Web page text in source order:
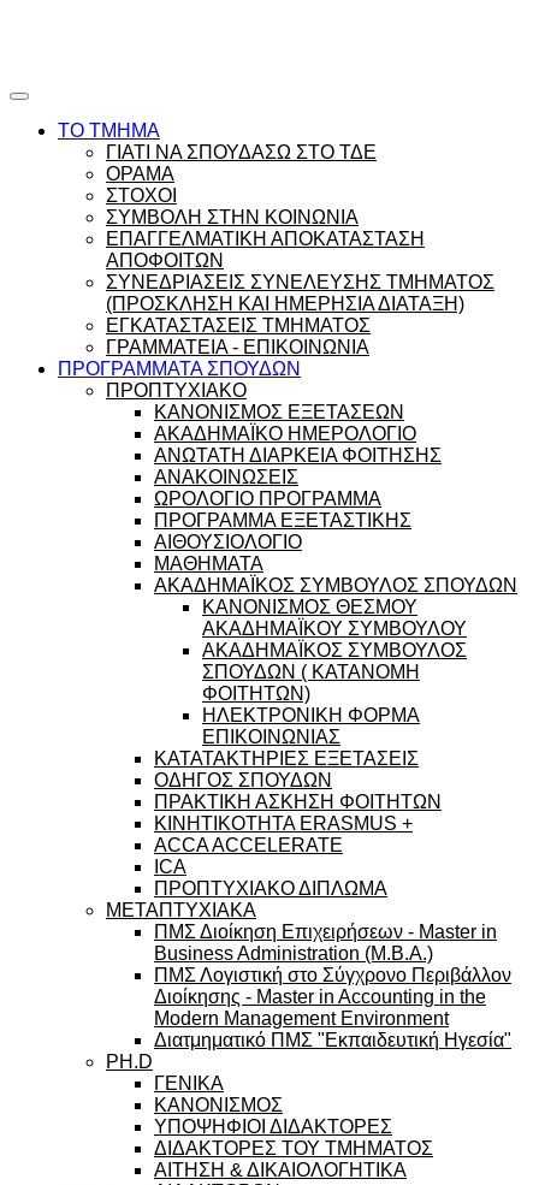
ΤΟ ΤΜΗΜΑ
ΓΙΑΤΙ ΝΑ ΣΠΟΥΔΑΣΩ ΣΤΟ ΤΔΕ
ΟΡΑΜΑ
ΣΤΟΧΟΙ
ΣΥΜΒΟΛΗ ΣΤΗΝ ΚΟΙΝΩΝΙΑ
ΕΠΑΓΓΕΛΜΑΤΙΚΗ ΑΠΟΚΑΤΑΣΤΑΣΗ
ΑΠΟΦΟΙΤΩΝ
ΣΥΝΕΔΡΙΑΣΕΙΣ ΣΥΝΕΛΕΥΣΗΣ ΤΜΗΜΑΤΟΣ
(ΠΡΟΣΚΛΗΣΗ ΚΑΙ ΗΜΕΡΗΣΙΑ ΔΙΑΤΑΞΗ)
ΕΓΚΑΤΑΣΤΑΣΕΙΣ ΤΜΗΜΑΤΟΣ
ΓΡΑΜΜΑΤΕΙΑ - ΕΠΙΚΟΙΝΩΝΙΑ
ΠΡΟΓΡΑΜΜΑΤΑ ΣΠΟΥΔΩΝ
ΠΡΟΠΤΥΧΙΑΚΟ
ΚΑΝΟΝΙΣΜΟΣ ΕΞΕΤΑΣΕΩΝ
ΑΚΑΔΗΜΑΪΚΟ ΗΜΕΡΟΛΟΓΙΟ
ΑΝΩΤΑΤΗ ΔΙΑΡΚΕΙΑ ΦΟΙΤΗΣΗΣ
ΑΝΑΚΟΙΝΩΣΕΙΣ
ΩΡΟΛΟΓΙΟ ΠΡΟΓΡΑΜΜΑ
ΠΡΟΓΡΑΜΜΑ ΕΞΕΤΑΣΤΙΚΗΣ
ΑΙΘΟΥΣΙΟΛΟΓΙΟ
ΜΑΘΗΜΑΤΑ
ΑΚΑΔΗΜΑΪΚΟΣ ΣΥΜΒΟΥΛΟΣ ΣΠΟΥΔΩΝ
ΚΑΝΟΝΙΣΜΟΣ ΘΕΣΜΟΥ
ΑΚΑΔΗΜΑΪΚΟΥ ΣΥΜΒΟΥΛΟΥ
ΑΚΑΔΗΜΑΪΚΟΣ ΣΥΜΒΟΥΛΟΣ
ΣΠΟΥΔΩΝ ( ΚΑΤΑΝΟΜΗ
ΦΟΙΤΗΤΩΝ)
ΗΛΕΚΤΡΟΝΙΚΗ ΦΟΡΜΑ
ΕΠΙΚΟΙΝΩΝΙΑΣ
ΚΑΤΑΤΑΚΤΗΡΙΕΣ ΕΞΕΤΑΣΕΙΣ
ΟΔΗΓΟΣ ΣΠΟΥΔΩΝ
ΠΡΑΚΤΙΚΗ ΑΣΚΗΣΗ ΦΟΙΤΗΤΩΝ
ΚΙΝΗΤΙΚΟΤΗΤΑ ERASMUS +
ACCA ACCELERATE
ICA
ΠΡΟΠΤΥΧΙΑΚΟ ΔΙΠΛΩΜΑ
ΜΕΤΑΠΤΥΧΙΑΚΑ
ΠΜΣ Διοίκηση Επιχειρήσεων - Master in
Business Administration (M.B.A.)
ΠΜΣ Λογιστική στο Σύγχρονο Περιβάλλον
Διοίκησης - Master in Accounting in the
Modern Management Environment
Διατμηματικό ΠΜΣ "Εκπαιδευτική Ηγεσία"
PH.D
ΓΕΝΙΚΑ
ΚΑΝΟΝΙΣΜΟΣ
ΥΠΟΨΗΦΙΟΙ ΔΙΔΑΚΤΟΡΕΣ
ΔΙΔΑΚΤΟΡΕΣ ΤΟΥ ΤΜΗΜΑΤΟΣ
ΑΙΤΗΣΗ & ΔΙΚΑΙΟΛΟΓΗΤΙΚΑ